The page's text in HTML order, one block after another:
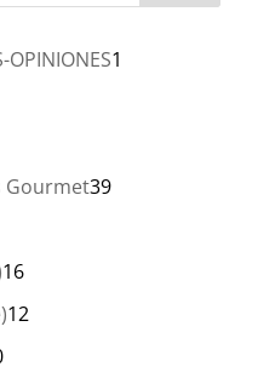
OPINIONES1
Gourmet3939
1616
productos
1212
50